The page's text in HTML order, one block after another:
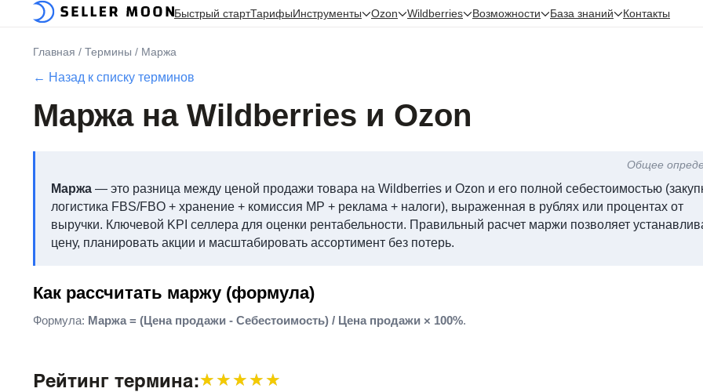
Быстрый стартТарифыИнструменты Ozon Wildberries Возможности База знаний Контакты
Главная / Термины / Маржа
← Назад к списку терминов
Маржа на Wildberries и Ozon
Общее
Маржа — это разница между ценой продажи товара на Wildberries и Ozon и его полной себестоимостью
логистика FBS/FBO + хранение + комиссия MP + реклама + налоги), выраженная в рублях или процентах от
выручки. Ключевой KPI селлера для оценки рентабельности. Правильный расчет маржи позволяет
цену, планировать акции и масштабировать ассортимент без потерь.
Как рассчитать маржу (формула)
Формула: Маржа = (Цена продажи - Себестоимость) / Цена продажи × 100%.
Рейтинг термина:★★★★★
★★★★★